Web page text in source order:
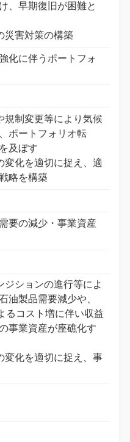
、早期復旧が困難と
災害対策の構築
化に伴うポートフォ
規制変更等により気候
ポートフォリオ転
及ぼす
変化を適切に捉え、適
略を構築
要の減少・事業資産
ジションの進行等によ
油製品需要減少や、
るコスト増に伴い収益
事業資産が座礁化す
変化を適切に捉え、事